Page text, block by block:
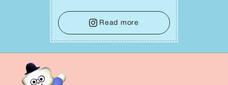
せになっていくイメージを持って⼀歩を
踏み出して。⼀⼈⼀⼈の良いところが混
ざり合い、ハッピーな未来が形作られて
いきます。
Read more